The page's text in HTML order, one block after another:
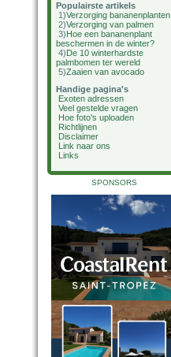
Populairste artikels
1)Verzorging bananenplanten
2)Verzorging van palmen
3)Hoe een bananenplant
beschermen in de winter?
4)De 10 winterhardste
palmbomen ter wereld
5)Zaaien van avocado
Handige pagina's
Exoten adressen
Veel gestelde vragen
Hoe foto's uploaden
Richtlijnen
Disclaimer
Link naar ons
Links
SPONSORS